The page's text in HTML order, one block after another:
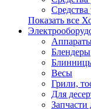
Средства
Показать все
Блендеры
Весы
Грили,
Для
Запчасти